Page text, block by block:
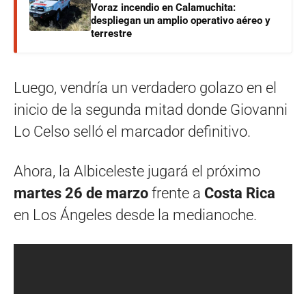
Voraz incendio en Calamuchita:
despliegan un amplio operativo aéreo y
terrestre
Luego, vendría un verdadero golazo en el
inicio de la segunda mitad donde Giovanni
Lo Celso selló el marcador definitivo.
Ahora, la Albiceleste jugará el próximo
martes 26 de marzo frente a Costa Rica
en Los Ángeles desde la medianoche.